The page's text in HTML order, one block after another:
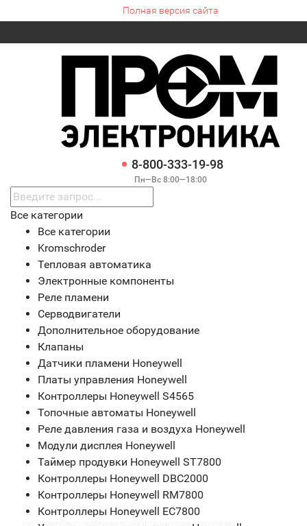
Полная версия сайта
8-800-333-19-98
Пн—Вс 8:00—18:00
Все категории
Все категории
Kromschroder
Тепловая автоматика
Электронные компоненты
Реле пламени
Серводвигатели
Дополнительное оборудование
Клапаны
Датчики пламени Honeywell
Платы управления Honeywell
Контроллеры Honeywell S4565
Топочные автоматы Honeywell
Реле давления газа и воздуха Honeywell
Модули дисплея Honeywell
Таймер продувки Honeywell ST7800
Контроллеры Honeywell DBC2000
Контроллеры Honeywell RM7800
Контроллеры Honeywell EC7800